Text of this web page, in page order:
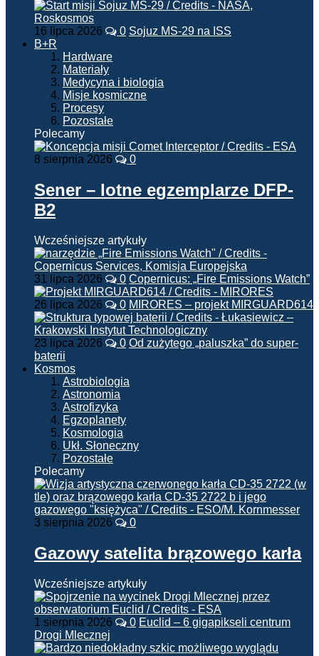
16 lipca 2026 0 Sojuz MS-29 na ISS
B+R
Hardware
Materiały
Medycyna i biologia
Misje kosmiczne
Procesy
Pozostałe
Polecamy
8 sierpnia 2026 0
Sener – lotne egzemplarze DFP-
B2
Wcześniejsze artykuły
31 lipca 2026 0 Copernicus: „Fire Emissions Watch”
26 lipca 2026 0 MIRORES – projekt MIRGUARD614
23 lipca 2026 0 Od zużytego „paluszka” do super-
baterii
Kosmos
Astrobiologia
Astronomia
Astrofizyka
Egzoplanety
Kosmologia
Ukł. Słoneczny
Pozostałe
Polecamy
3 sierpnia 2026 0
Gazowy satelita brązowego karła
Wcześniejsze artykuły
1 sierpnia 2026 0 Euclid – 6 gigapikseli centrum
Drogi Mlecznej